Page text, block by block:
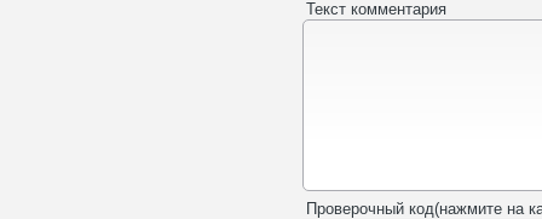
Текст комментария
Проверочный код(нажмите на